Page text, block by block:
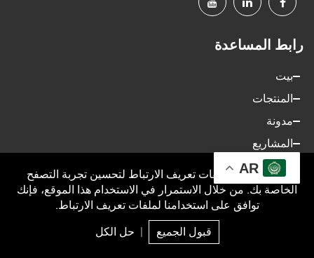
نحن نستخدم ملفات تعريف الارتباط لتحسين تجربة التصفح
الخاصة بك. من خلال الاستمرار في الاستخدام هذا الموقع، فإنك
توافق على استخدامنا لملفات تعريف الارتباط.
قبول الجميع
| حل الكل
رابط المساعدة
بيت
المنتجات
مدونة
المشاريع
الخدمة
معلومات عنا
الاتصال بنا
AR